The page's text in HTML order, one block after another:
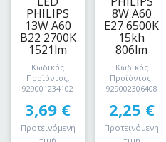
PHILIPS
13W A60
B22 2700K
1521lm
Κωδικός
Προϊόντος:
929001234102
3,69 €
Προτεινόμενη
8W A60
E27 6500K
15kh
806lm
Κωδικός
Προϊόντος:
929002306408
2,25 €
Προτεινόμενη